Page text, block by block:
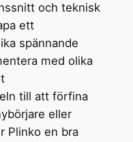
och teknisk
ett
spännande
med olika
till att förfina
eller
Plinko en bra